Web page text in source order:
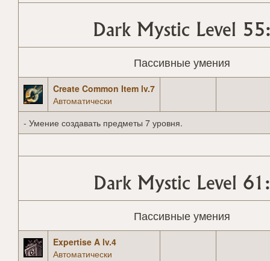
Dark Mystic Level
Пассивные умения
Create Common Item lv.7
Автоматически
- Умение создавать предметы 7 уровня.
Dark Mystic Level 61:
Пассивные умения
Expertise A lv.4
Автоматически